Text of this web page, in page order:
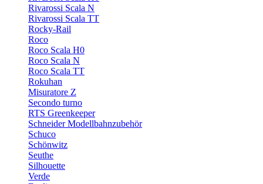
Rivarossi Scala N
Rivarossi Scala TT
Rocky-Rail
Roco
Roco Scala H0
Roco Scala N
Roco Scala TT
Rokuhan
Misuratore Z
Secondo turno
RTS Greenkeeper
Schneider Modellbahnzubehör
Schuco
Schönwitz
Seuthe
Silhouette
Verde